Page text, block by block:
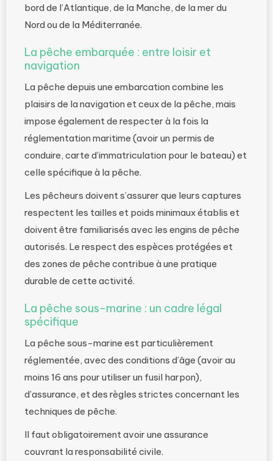
bord de l’Atlantique, de la Manche, de la mer du
Nord ou de la Méditerranée.
La pêche embarquée : entre loisir et
navigation
La pêche depuis une embarcation combine les
plaisirs de la navigation et ceux de la pêche, mais
impose également de respecter à la fois la
réglementation maritime (avoir un permis de
conduire, carte d’immatriculation pour le bateau) et
celle spécifique à la pêche.
Les pêcheurs doivent s’assurer que leurs captures
respectent les tailles et poids minimaux établis et
doivent être familiarisés avec les engins de pêche
autorisés. Le respect des espèces protégées et
des zones de pêche contribue à une pratique
durable de cette activité.
La pêche sous-marine : un cadre légal
spécifique
La pêche sous-marine est particulièrement
réglementée, avec des conditions d’âge (avoir au
moins 16 ans pour utiliser un fusil harpon),
d’assurance, et des règles strictes concernant les
techniques de pêche.
Il faut obligatoirement avoir une assurance
couvrant la responsabilité civile.